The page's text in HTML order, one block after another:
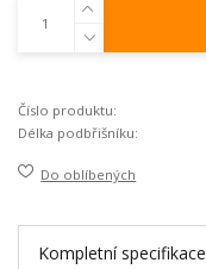
Číslo produktu:
Délka podbřišníku:
Do oblíbených
Kompletní specifikace